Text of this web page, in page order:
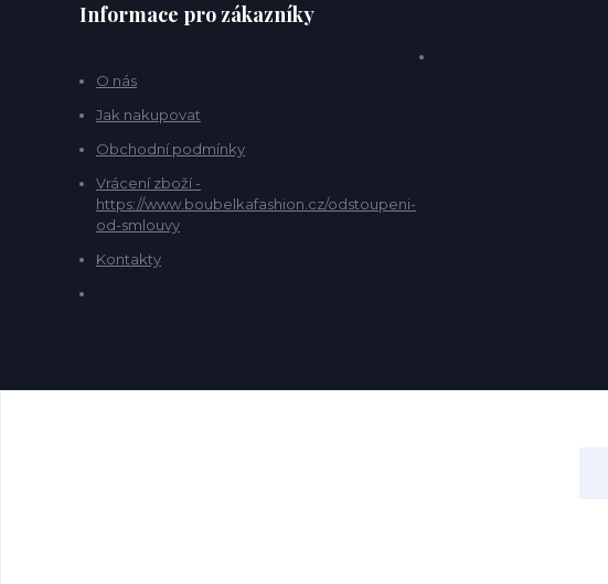
Informace pro zákazníky
O nás
Jak nakupovat
Obchodní podmínky
Vrácení zboží -
https://www.boubelkafashion.cz/odstoupeni-
od-smlouvy
Kontakty